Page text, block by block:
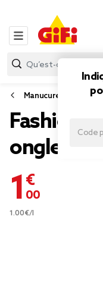
Manucure
Fashion
ongles
1,00 €
1.00€/l